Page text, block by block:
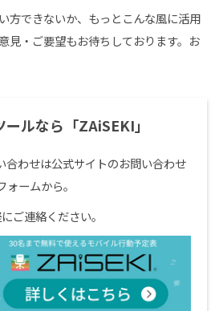
方できないか、もっとこんな風に活用
見・ご要望もお待ちしております。お
ルなら「ZAiSEKI」
合わせは公式サイトのお問い合わせ
ォームから。
ご連絡ください。